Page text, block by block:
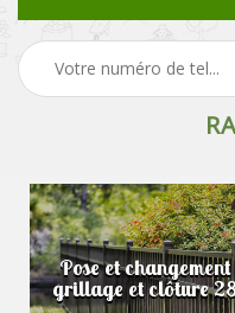
Pose et changement
grillage et clôture